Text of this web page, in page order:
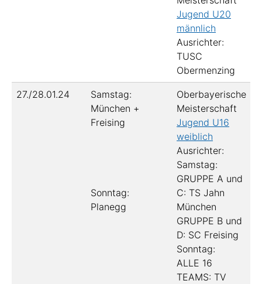
Jugend U20
männlich
Ausrichter:
TUSC
Obermenzing
27./28.01.24
Samstag:
München +
Freising
Sonntag:
Planegg
Oberbayerische
Meisterschaft
Jugend U16
weiblich
Ausrichter:
Samstag:
GRUPPE A und
C: TS Jahn
München
GRUPPE B und
D: SC Freising
Sonntag:
ALLE 16
TEAMS: TV